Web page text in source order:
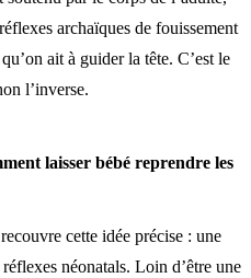
archaïques de fouissement
ait à guider la tête. C’est le
l’inverse.
laisser bébé reprendre les
cette idée précise : une
néonatals. Loin d’être une